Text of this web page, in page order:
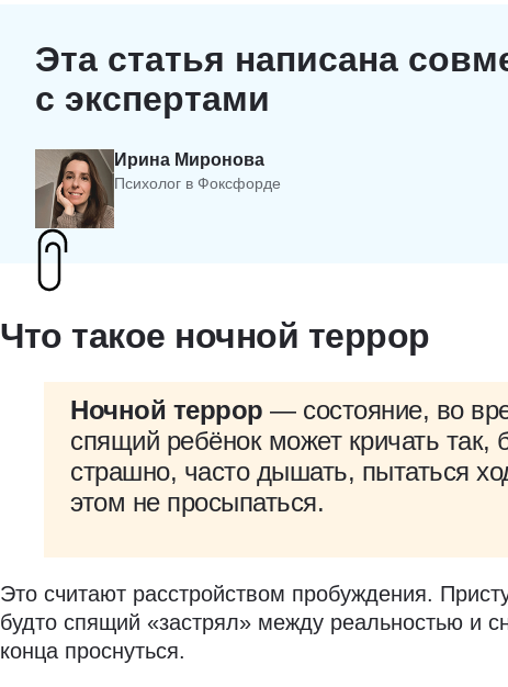
Эта статья написана
с экспертами
Ирина Миронова
Психолог в Фоксфорде
Что такое ночной террор
Ночной террор — состояние, во
спящий ребёнок может кричать так,
страшно, часто дышать, пытаться
этом не просыпаться.
Это считают расстройством пробуждения.
будто спящий «застрял» между реальностью и
конца проснуться.